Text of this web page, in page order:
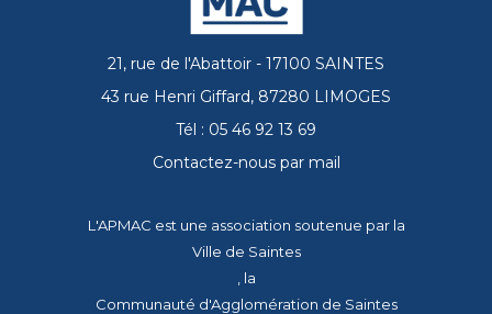
21, rue de l'Abattoir - 17100 SAINTES
43 rue Henri Giffard, 87280 LIMOGES
Tél : 05 46 92 13 69
Contactez-nous par mail
L'APMAC est une association soutenue par la
Ville de Saintes
, la
Communauté d'Agglomération de Saintes